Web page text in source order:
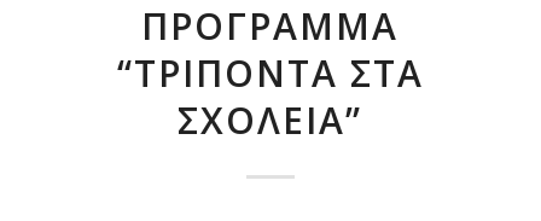
ΠΡΌΓΡΑΜΜΑ
“ΤΡΊΠΟΝΤΑ ΣΤΑ
ΣΧΟΛΕΊΑ”